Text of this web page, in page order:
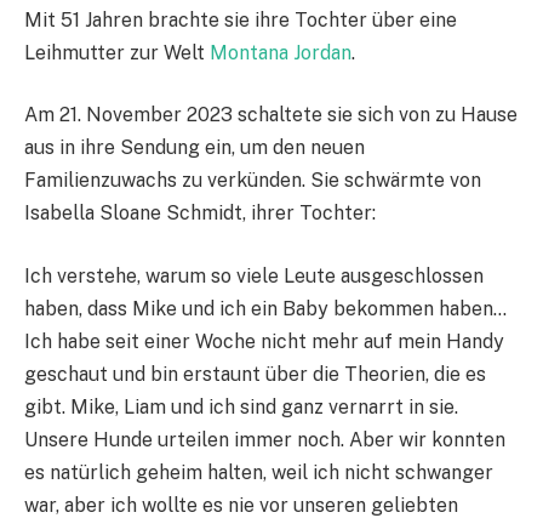
Mit 51 Jahren brachte sie ihre Tochter über eine
Leihmutter zur Welt Montana Jordan.
Am 21. November 2023 schaltete sie sich von zu Hause
aus in ihre Sendung ein, um den neuen
Familienzuwachs zu verkünden. Sie schwärmte von
Isabella Sloane Schmidt, ihrer Tochter:
Ich verstehe, warum so viele Leute ausgeschlossen
haben, dass Mike und ich ein Baby bekommen haben…
Ich habe seit einer Woche nicht mehr auf mein Handy
geschaut und bin erstaunt über die Theorien, die es
gibt. Mike, Liam und ich sind ganz vernarrt in sie.
Unsere Hunde urteilen immer noch. Aber wir konnten
es natürlich geheim halten, weil ich nicht schwanger
war, aber ich wollte es nie vor unseren geliebten